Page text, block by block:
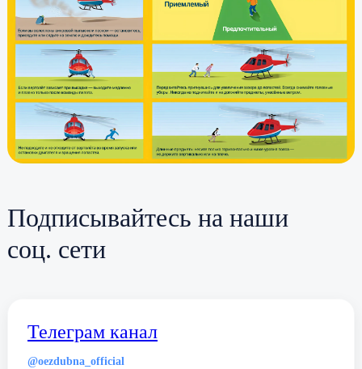
Подписывайтесь на наши
соц. сети
Телеграм канал
@oezdubna_official